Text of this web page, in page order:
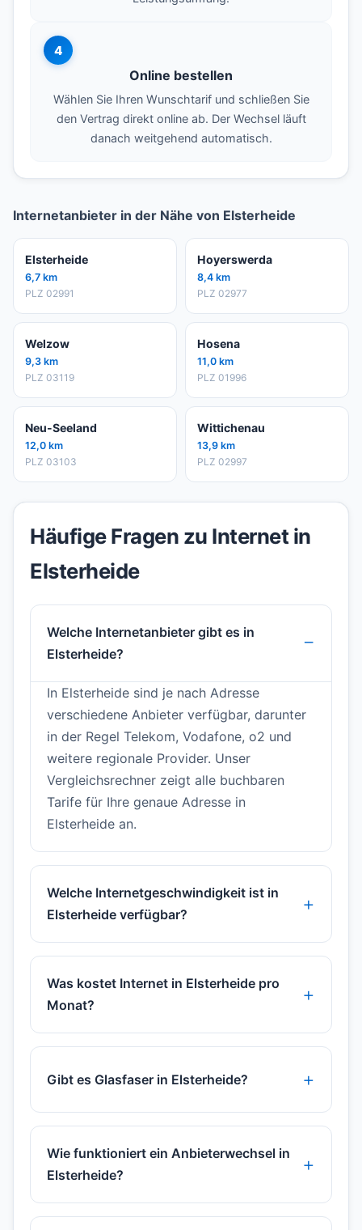
4
Online bestellen
Wählen Sie Ihren Wunschtarif und schließen Sie
den Vertrag direkt online ab. Der Wechsel läuft
danach weitgehend automatisch.
Internetanbieter in der Nähe von Elsterheide
Elsterheide
6,7 km
PLZ 02991
Hoyerswerda
8,4 km
PLZ 02977
Welzow
9,3 km
PLZ 03119
Hosena
11,0 km
PLZ 01996
Neu-Seeland
12,0 km
PLZ 03103
Wittichenau
13,9 km
PLZ 02997
Häufige Fragen zu Internet in
Elsterheide
Welche Internetanbieter gibt es in
Elsterheide?
In Elsterheide sind je nach Adresse
verschiedene Anbieter verfügbar, darunter
in der Regel Telekom, Vodafone, o2 und
weitere regionale Provider. Unser
Vergleichsrechner zeigt alle buchbaren
Tarife für Ihre genaue Adresse in
Elsterheide an.
Welche Internetgeschwindigkeit ist in
Elsterheide verfügbar?
Was kostet Internet in Elsterheide pro
Monat?
Gibt es Glasfaser in Elsterheide?
Wie funktioniert ein Anbieterwechsel in
Elsterheide?